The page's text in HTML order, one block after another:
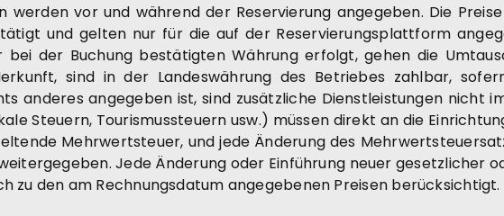
werden vor und während der Reservierung angegeben. Die
und gelten nur für die auf der Reservierungsplattform
der Buchung bestätigten Währung erfolgt, gehen die
sind in der Landeswährung des Betriebes zahlbar,
anderes angegeben ist, sind zusätzliche Dienstleistungen nicht
Steuern, Tourismussteuern usw.) müssen direkt an die
Mehrwertsteuer, und jede Änderung des
Jede Änderung oder Einführung neuer gesetzlicher
zu den am Rechnungsdatum angegebenen Preisen berücksichtigt.